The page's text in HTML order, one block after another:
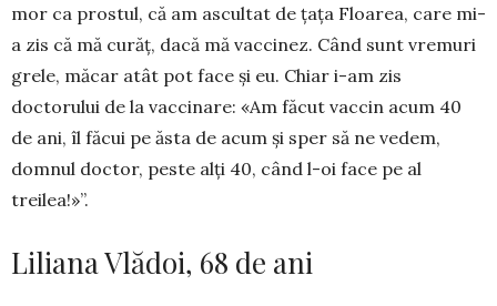
mor ca prostul, că am ascultat de țața Floarea, care mi-
a zis că mă curăț, dacă mă vaccinez. Când sunt vremuri
grele, măcar atât pot face și eu. Chiar i-am zis
doctorului de la vacci­nare: «Am făcut vaccin acum 40
de ani, îl făcui pe ăsta de acum și sper să ne vedem,
domnul doctor, peste alți 40, când l-oi face pe al
treilea!»”.
Liliana Vlădoi, 68 de ani